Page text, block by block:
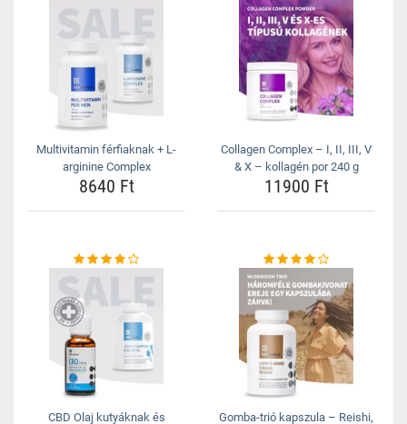
Multivitamin férfiaknak + L-
arginine Complex
8640 Ft
Collagen Complex – I, II, III, V
& X – kollagén por 240 g
11900 Ft
CBD Olaj kutyáknak és
Gomba-trió kapszula – Reishi,